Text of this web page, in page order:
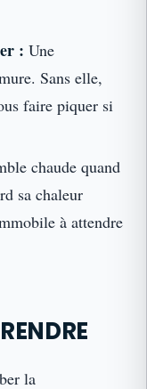
: Une
Sans elle,
faire piquer si
chaude quand
sa chaleur
à attendre
la